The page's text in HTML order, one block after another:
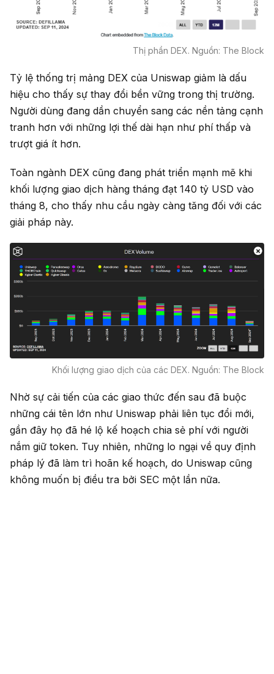
Thị phần DEX. Nguồn: The Block
Tỷ lệ thống trị mảng DEX của Uniswap giảm là dấu
hiệu cho thấy sự thay đổi bền vững trong thị trường.
Người dùng đang dần chuyển sang các nền tảng cạnh
tranh hơn với những lợi thế dài hạn như phí thấp và
trượt giá ít hơn.
Toàn ngành DEX cũng đang phát triển mạnh mẽ khi
khối lượng giao dịch hàng tháng đạt 140 tỷ USD vào
tháng 8, cho thấy nhu cầu ngày càng tăng đối với các
giải pháp này.
Khối lượng giao dịch của các DEX. Nguồn: The Block
Nhờ sự cải tiến của các giao thức đến sau đã buộc
những cái tên lớn như Uniswap phải liên tục đổi mới,
gần đây họ đã hé lộ kế hoạch chia sẻ phí với người
nắm giữ token. Tuy nhiên, những lo ngại về quy định
pháp lý đã làm trì hoãn kế hoạch, do Uniswap cũng
không muốn bị điều tra bởi SEC một lần nữa.